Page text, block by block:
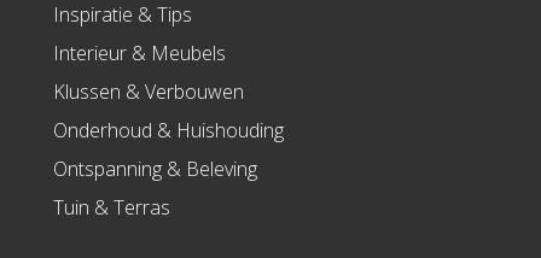
Inspiratie & Tips
Interieur & Meubels
Klussen & Verbouwen
Onderhoud & Huishouding
Ontspanning & Beleving
Tuin & Terras